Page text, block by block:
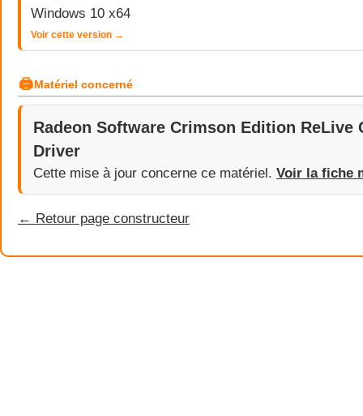
Windows 10 x64
Voir cette version →
🖨Matériel concerné
Radeon Software Crimson Edition ReLive
Driver
Cette mise à jour concerne ce matériel. Voir la fiche
← Retour page constructeur